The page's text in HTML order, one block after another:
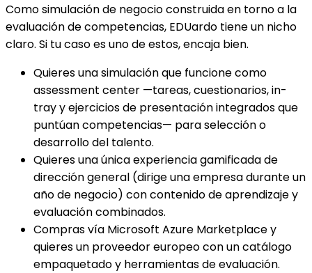
Como simulación de negocio construida en torno a la
evaluación de competencias, EDUardo tiene un nicho
claro. Si tu caso es uno de estos, encaja bien.
Quieres una simulación que funcione como
assessment center —tareas, cuestionarios, in-
tray y ejercicios de presentación integrados que
puntúan competencias— para selección o
desarrollo del talento.
Quieres una única experiencia gamificada de
dirección general (dirige una empresa durante un
año de negocio) con contenido de aprendizaje y
evaluación combinados.
Compras vía Microsoft Azure Marketplace y
quieres un proveedor europeo con un catálogo
empaquetado y herramientas de evaluación.